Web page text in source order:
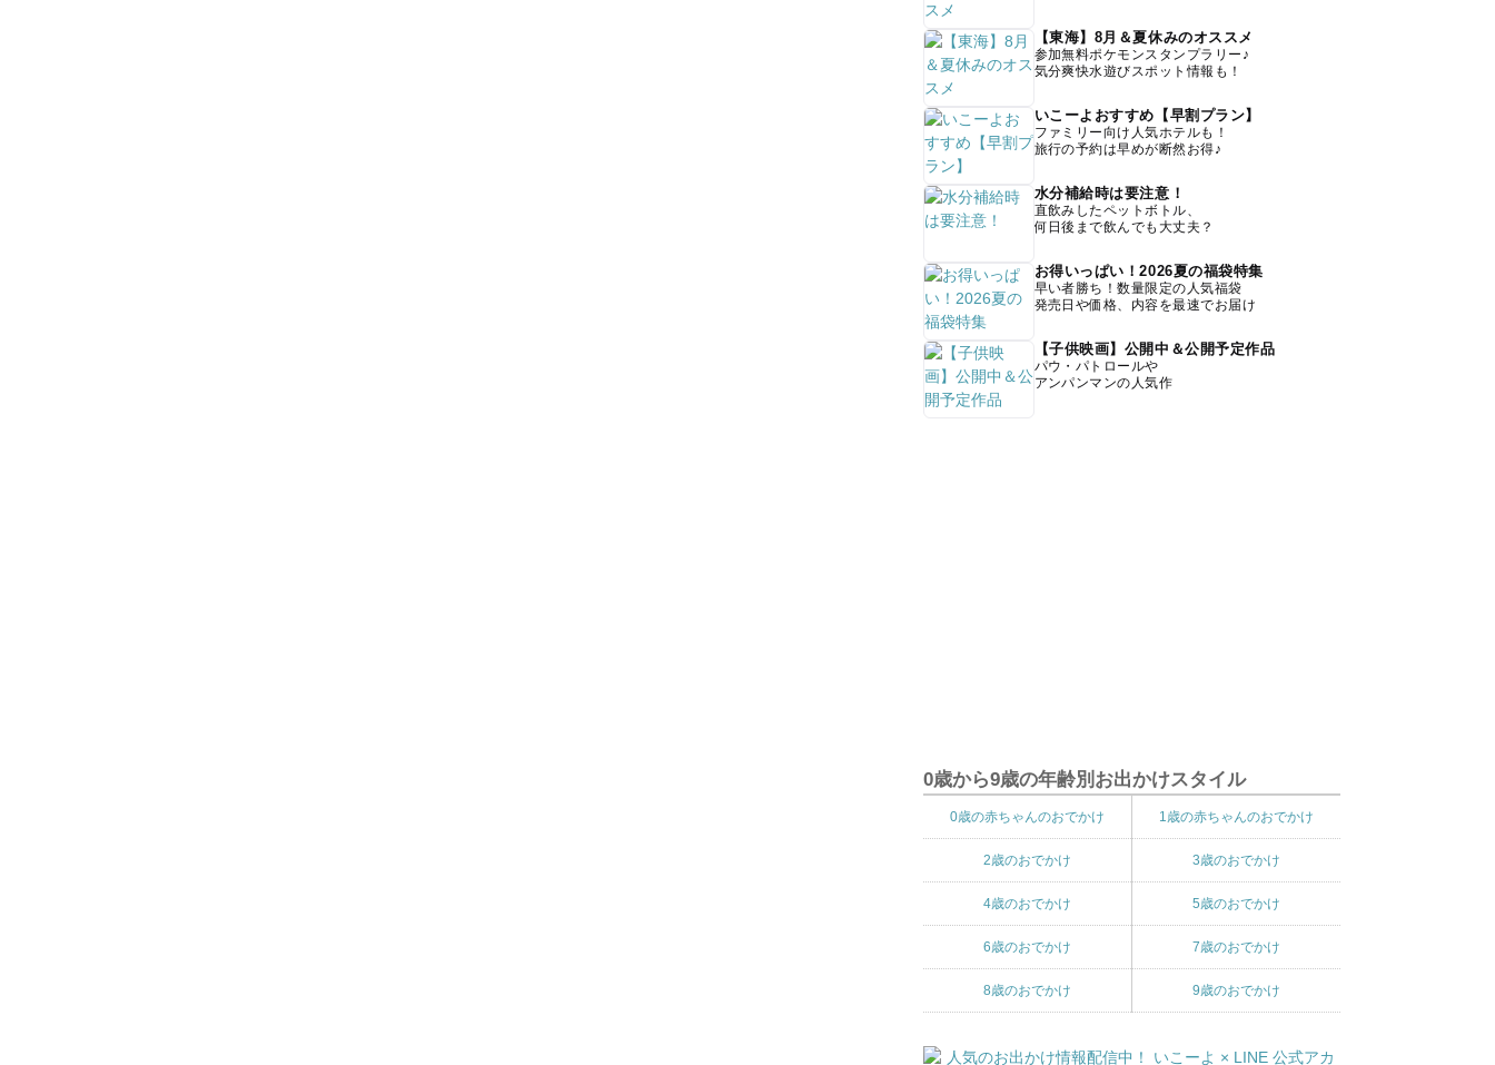
【東海】8月＆夏休みのオススメ
参加無料ポケモンスタンプラリー♪
気分爽快水遊びスポット情報も！
いこーよおすすめ【早割プラン】
ファミリー向け人気ホテルも！
旅行の予約は早めが断然お得♪
水分補給時は要注意！
直飲みしたペットボトル、
何日後まで飲んでも大丈夫？
お得いっぱい！2026夏の福袋特集
早い者勝ち！数量限定の人気福袋
発売日や価格、内容を最速でお届け
【子供映画】公開中＆公開予定作品
パウ・パトロールや
アンパンマンの人気作
0歳から9歳の年齢別お出かけスタイル
0歳の赤ちゃんのおでかけ 1歳の赤ちゃんのおでかけ
2歳のおでかけ 3歳のおでかけ
4歳のおでかけ 5歳のおでかけ
6歳のおでかけ 7歳のおでかけ
8歳のおでかけ 9歳のおでかけ